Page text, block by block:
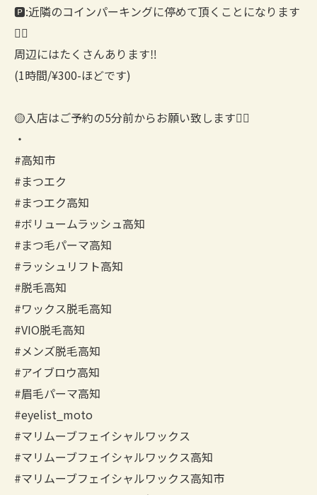
🅿️:近隣のコインパーキングに停めて頂くことになります
🙇‍♀️
周辺にはたくさんあります‼︎
(1時間/¥300-ほどです)
🟡入店はご予約の5分前からお願い致します🙇‍♀️
・
#高知市
#まつエク
#まつエク高知
#ボリュームラッシュ高知
#まつ毛パーマ高知
#ラッシュリフト高知
#脱毛高知
#ワックス脱毛高知
#VIO脱毛高知
#メンズ脱毛高知
#アイブロウ高知
#眉毛パーマ高知
#eyelist_moto
#マリムーブフェイシャルワックス
#マリムーブフェイシャルワックス高知
#マリムーブフェイシャルワックス高知市